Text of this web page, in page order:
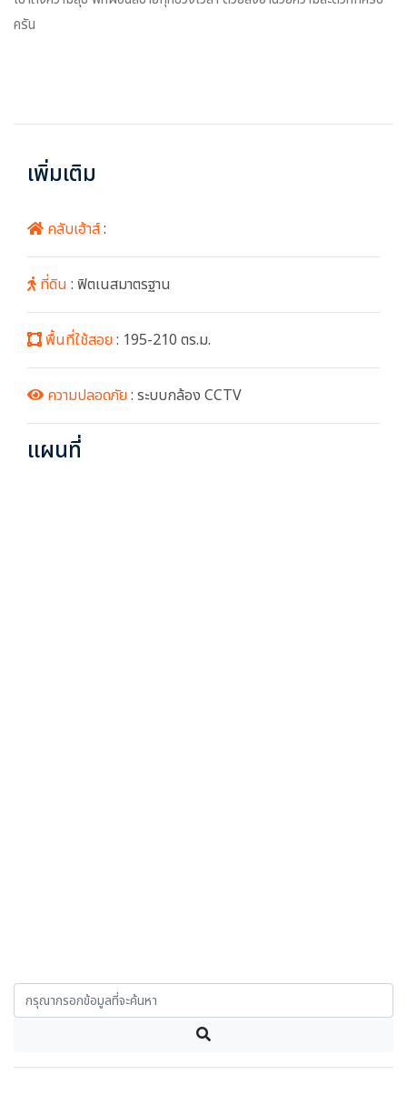
ครัน
เพิ่มเติม
คลับเฮ้าส์:
ที่ดิน : ฟิตเนสมาตรฐาน
พื้นที่ใช้สอย: 195-210 ตร.ม.
ความปลอดภัย: ระบบกล้อง CCTV
แผนที่